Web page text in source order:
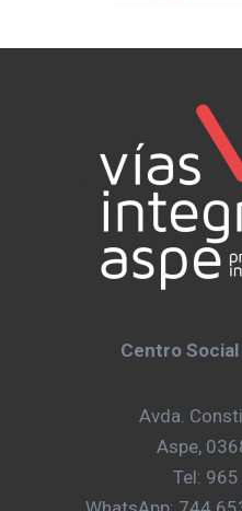
Centro
Avda.
Aspe,
Tel: